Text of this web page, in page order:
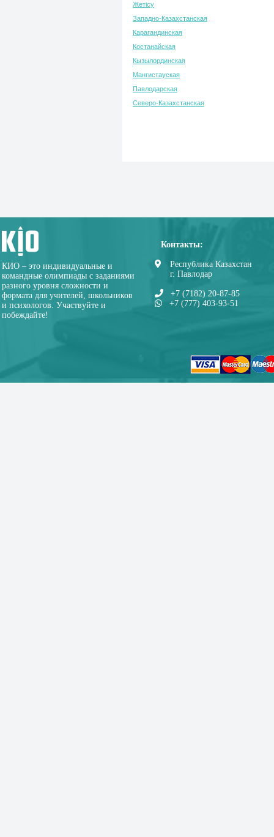
Жетісу
Западно-Казахстанская
Карагандинская
Костанайская
Кызылординская
Мангистауская
Павлодарская
Северо-Казахстанская
КИО – это индивидуальные и
командные олимпиады с заданиями
разного уровня сложности и
формата для учителей, школьников
и психологов. Участвуйте и
побеждайте!
Контакты:
Республика Казахстан
г. Павлодар
+7 (7182) 20-87-85
+7 (777) 403-93-51